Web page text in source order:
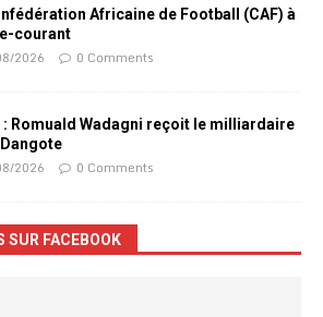
Africaine de Football (CAF) à
courant
2026 0 Comments
: Romuald Wadagni reçoit le milliardaire
2026 0 Comments
FACEBOOK